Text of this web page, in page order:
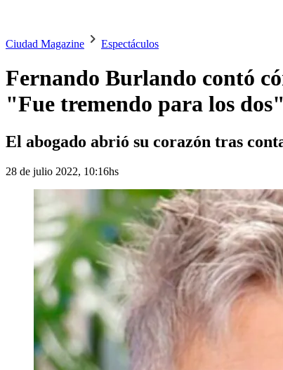
Ciudad Magazine Espectáculos
Fernando Burlando contó
"Fue tremendo para los dos"
El abogado abrió su corazón tras
28 de julio 2022, 10:16hs